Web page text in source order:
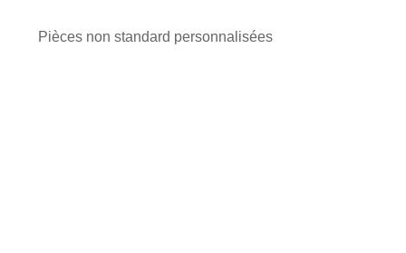
Pièces non standard personnalisées